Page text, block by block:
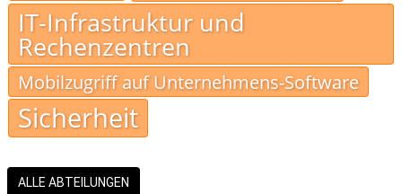
IT-Infrastruktur und
Rechenzentren
Mobilzugriff auf Unternehmens-Software
Sicherheit
ALLE ABTEILUNGEN